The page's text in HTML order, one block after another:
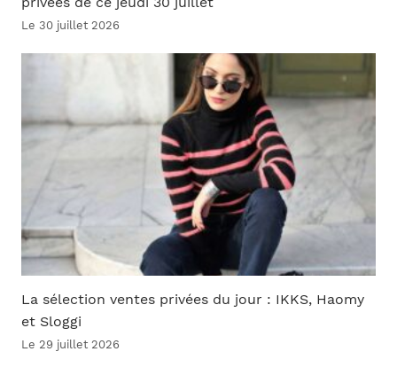
Le 30 juillet 2026
La sélection ventes privées du jour : IKKS, Haomy
et Sloggi
Le 29 juillet 2026